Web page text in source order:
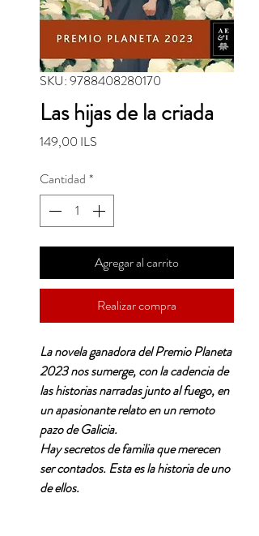
SKU: 9788408280170
Las hijas de la criada
149,00 ILS
Cantidad *
Agregar al carrito
Realizar compra
La novela ganadora del Premio Planeta
2023 nos sumerge, con la cadencia de
las historias narradas junto al fuego, en
un apasionante relato en un remoto
pazo de Galicia.
Hay secretos de familia que merecen
ser contados. Esta es la historia de uno
de ellos.